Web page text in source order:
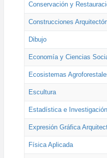
Conservación y
Construcciones
Dibujo
Economía y Ciencias
Ecosistemas
Escultura
Estadística e
Expresión Gráfica
Física Aplicada